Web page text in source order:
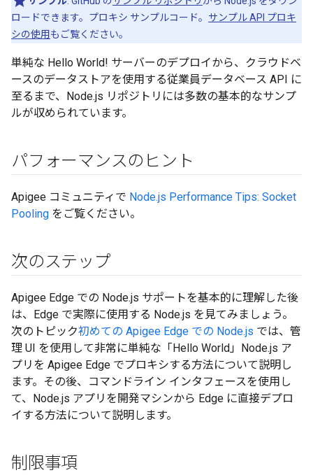
ロードできます。プロキシ サンプルコード。 サンプル API プロキ
シの使用 もご覧ください。
単純な Hello World! サーバーのデプロイから、クラウドベ
ースのデータストアを使用する従業員データベース API に
至るまで、Node.js リポジトリには多数の基本的なサンプ
ルが収められています。
パフォーマンスのヒント
Apigee コミュニティで Node.js Performance Tips: Socket
Pooling をご覧ください。
次のステップ
Apigee Edge での Node.js サポートを基本的に理解した後
は、Edge で実際に使用する Node.js を見てみましょう。
次のトピック初めての Apigee Edge での Node.js では、管
理 UI を使用して非常に単純な「Hello World」Node.js ア
プリを Apigee Edge でプロキシする方法について説明し
ます。その後、コマンドライン インタフェースを使用し
て、Node.js アプリを開発マシンから Edge に直接デプロ
イする方法について説明します。
制限事項